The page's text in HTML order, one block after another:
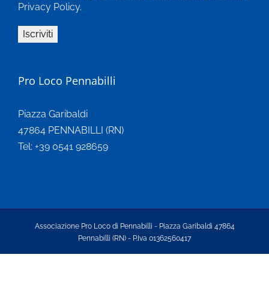
Privacy Policy.
Pro Loco Pennabilli
Piazza Garibaldi
47864 PENNABILLI (RN)
Tel: +39 0541 928659
Associazione Pro Loco di Pennabilli - Piazza Garibaldi 47864
Pennabilli (RN) - P.Iva 01362560417